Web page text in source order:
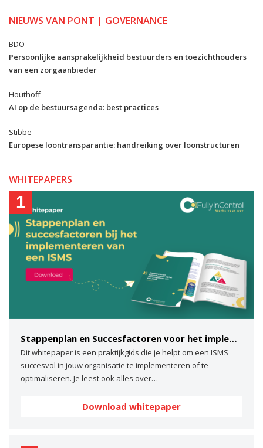
NIEUWS VAN PONT | GOVERNANCE
BDO
Persoonlijke aansprakelijkheid bestuurders en toezichthouders
van een zorgaanbieder
Houthoff
AI op de bestuursagenda: best practices
Stibbe
Europese loontransparantie: handreiking over loonstructuren
WHITEPAPERS
1
Stappenplan en Succesfactoren voor het implementeren van een ISMS
Dit whitepaper is een praktijkgids die je helpt om een ISMS
succesvol in jouw organisatie te implementeren of te
optimaliseren. Je leest ook alles over…
Download whitepaper